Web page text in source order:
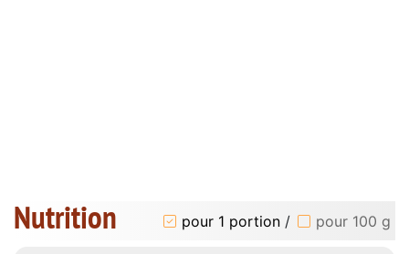
Nutrition pour 1 portion / pour 100 g